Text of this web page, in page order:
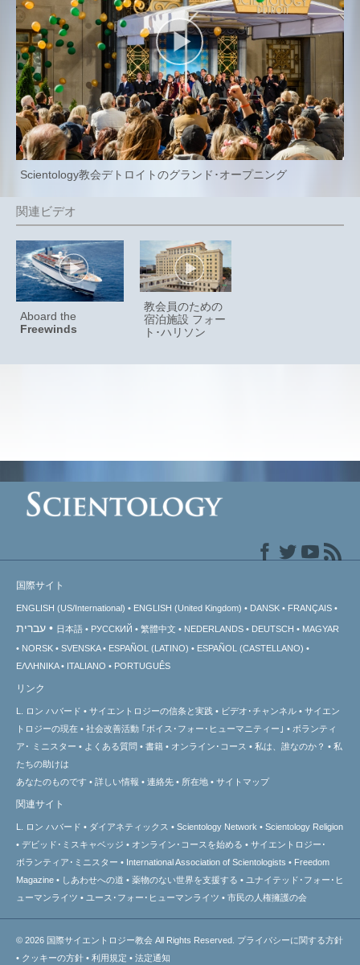
Scientology教会デトロイトのグランド･オープニング
Aboard the
Freewinds
教会員のための
宿泊施設 フォー
ト･ハリソン
国際サイト
ENGLISH (US/International) ENGLISH (United Kingdom) DANSK FRANÇAIS
עברית 日本語 РУССКИЙ 繁體中文 NEDERLANDS DEUTSCH
MAGYAR
NORSK
SVENSKA ESPAÑOL (LATINO)
ESPAÑOL (CASTELLANO)
ΕΛΛΗΝΙΚA
ITALIANO PORTUGUÊS
リンク
L. ロン ハバード サイエントロジーの信条と実践 ビデオ･チャンネル
サイエン
トロジーの現在 社会改善活動 ｢ボイス･フォー･ヒューマニティー｣
ボランティ
ア･
ミニスター よくある質問 書籍 オンライン･コース 私は、誰なのか？
私
たちの助けは
あなたのものです
詳しい情報 連絡先 所在地 サイトマップ
関連サイト
L. ロン ハバード ダイアネティックス Scientology Network
Scientology Religion
デビッド･ミスキャベッジ
オンライン･コースを始める
サイエントロジー･
ボランティア･ミニスター
International Association of Scientologists
Freedom
Magazine
しあわせへの道 薬物のない世界を支援する
ユナイテッド･フォー･ヒ
ューマンライツ
ユース･フォー･ヒューマンライツ 市民の人権擁護の会
© 2026 国際サイエントロジー教会 All Rights Reserved. プライバシーに関する方針
• クッキーの方針 • 利用規定 • 法定通知